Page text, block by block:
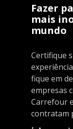
Fazer
mais
mundo
Certifique
fique em
empresas
Carrefour
contratam